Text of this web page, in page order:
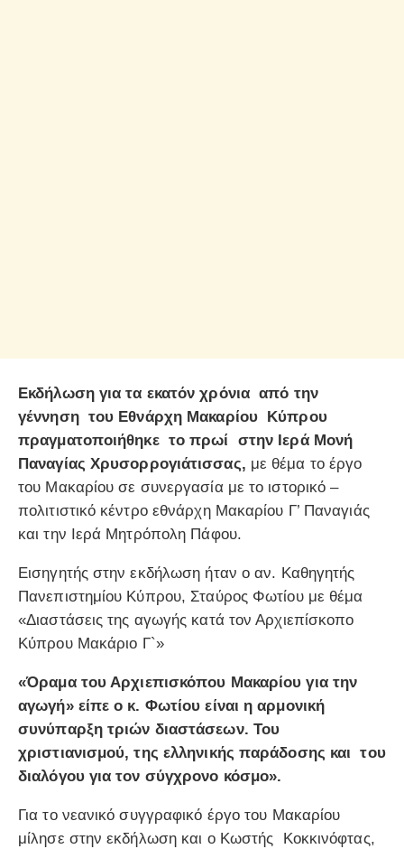
Εκδήλωση για τα εκατόν χρόνια από την
γέννηση του Εθνάρχη Μακαρίου Κύπρου
πραγματοποιήθηκε το πρωί στην Ιερά Μονή
Παναγίας Χρυσορρογιάτισσας, με θέμα το έργο
του Μακαρίου σε συνεργασία με το ιστορικό –
πολιτιστικό κέντρο εθνάρχη Μακαρίου Γ’ Παναγιάς
και την Ιερά Μητρόπολη Πάφου.
Εισηγητής στην εκδήλωση ήταν ο αν. Καθηγητής
Πανεπιστημίου Κύπρου, Σταύρος Φωτίου με θέμα
«Διαστάσεις της αγωγής κατά τον Αρχιεπίσκοπο
Κύπρου Μακάριο Γ`»
«Όραμα του Αρχιεπισκόπου Μακαρίου για την
αγωγή» είπε ο κ. Φωτίου είναι η αρμονική
συνύπαρξη τριών διαστάσεων. Του
χριστιανισμού, της ελληνικής παράδοσης και του
διαλόγου για τον σύγχρονο κόσμο».
Για το νεανικό συγγραφικό έργο του Μακαρίου
μίλησε στην εκδήλωση και ο Κωστής Κοκκινόφτας,